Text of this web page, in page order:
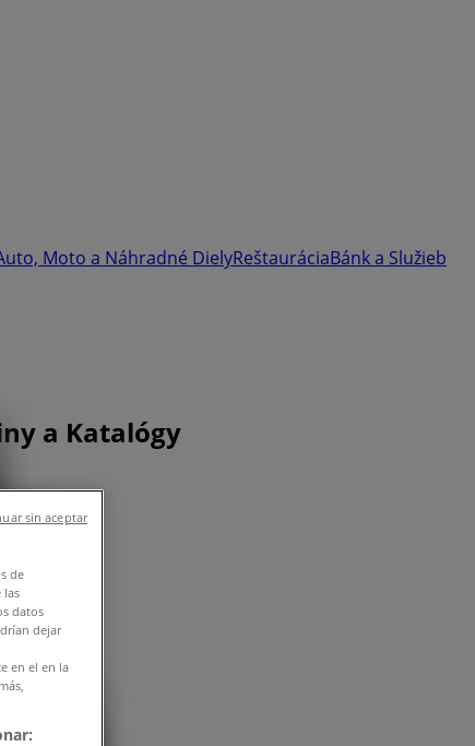
Moto a Náhradné DielyReštauráciaBánk a Služieb
a Katalógy
de
las
datos
dejar
en el en la
sin aceptar